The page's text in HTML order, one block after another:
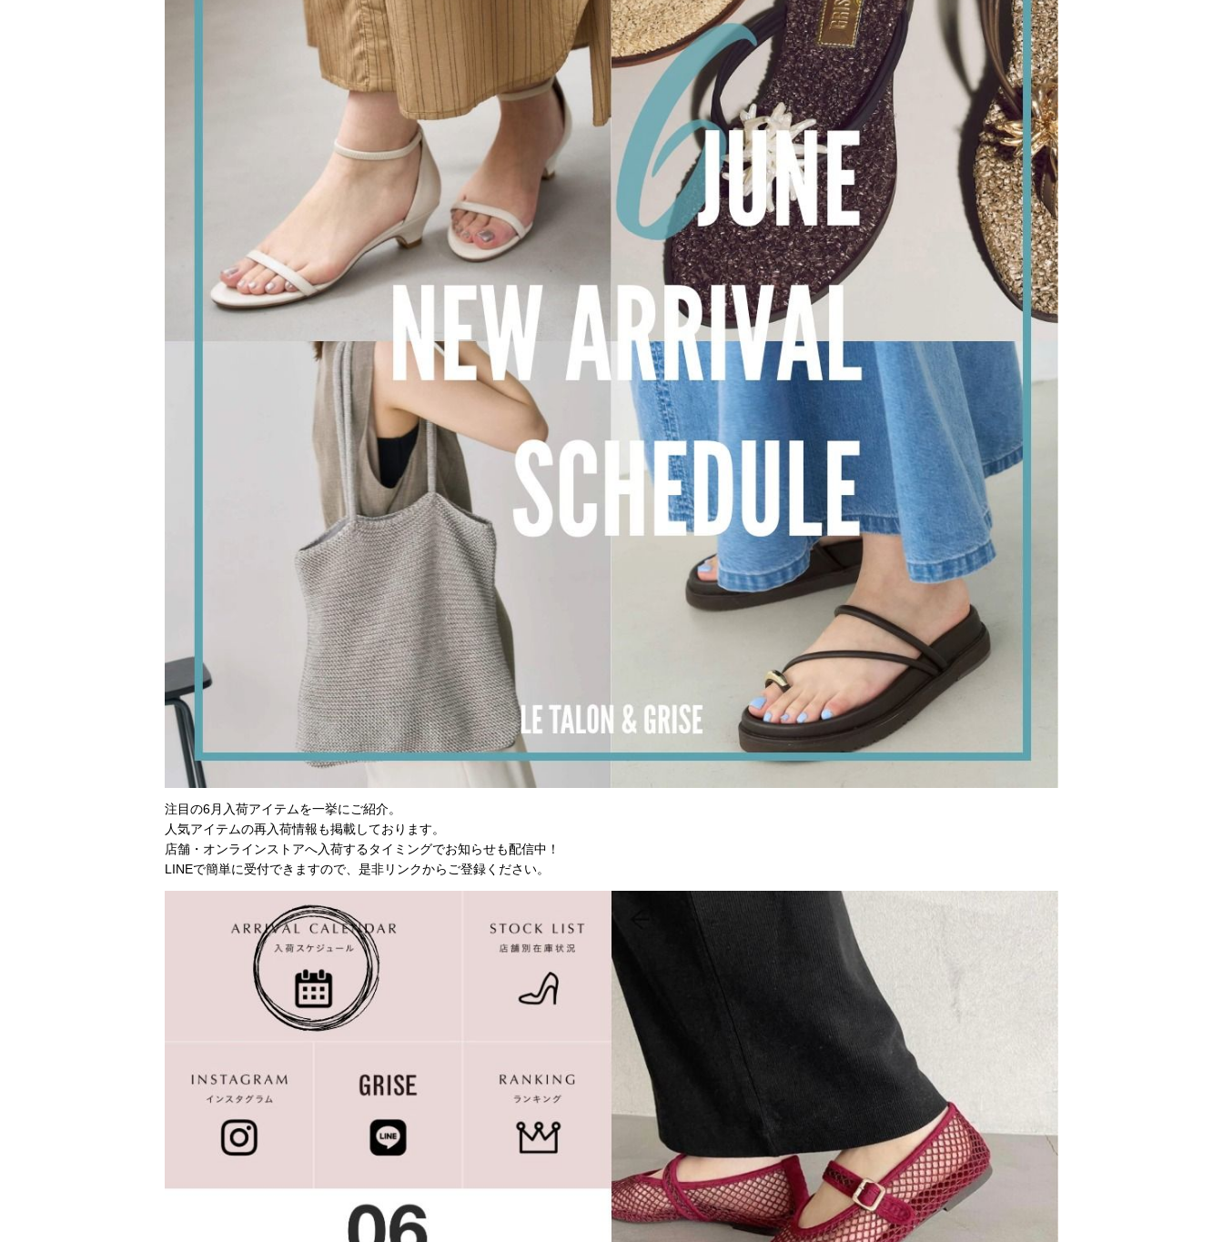
注目の6月入荷アイテムを一挙にご紹介。
人気アイテムの再入荷情報も掲載しております。
店舗・オンラインストアへ入荷するタイミングでお知らせも配信中！
LINEで簡単に受付できますので、是非リンクからご登録ください。